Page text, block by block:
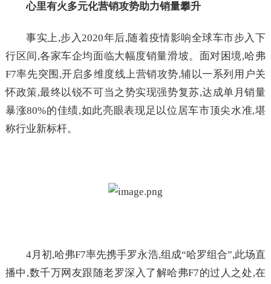
心里有火多元化营销攻势助力销量攀升
事实上,步入2020年后,随着疫情影响全球车市步入下
行区间,各家车企均面临大幅度销量滑坡。面对困境,哈弗
F7率先突围,开启多维度线上营销攻势,辅以一系列用户关
怀政策,最终以锐不可当之势实现强势复苏,达成单月销量
暴涨80%的佳绩,如此亮眼表现足以位居车市顶尖水准,堪
称行业新标杆。
4月初,哈弗F7率先携手罗永浩,组成“哈罗组合”,此场直
播中,数千万网友跟随老罗深入了解哈弗F7的过人之处,在